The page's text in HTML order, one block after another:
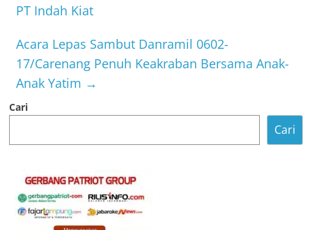
PT Indah Kiat
Acara Lepas Sambut Danramil 0602-
17/Carenang Penuh Keakraban Bersama Anak-
Anak Yatim →
Cari
Cari